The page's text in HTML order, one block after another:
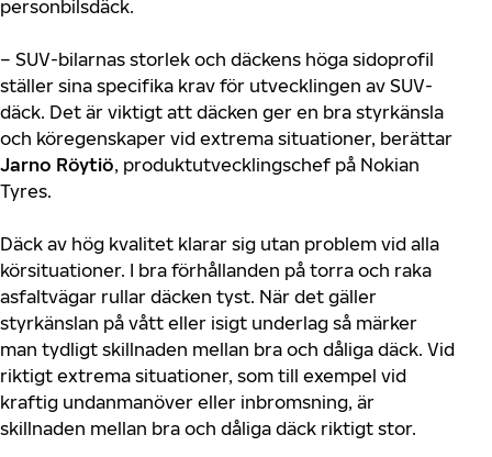
personbilsdäck.
– SUV-bilarnas storlek och däckens höga sidoprofil
ställer sina specifika krav för utvecklingen av SUV-
däck. Det är viktigt att däcken ger en bra styrkänsla
och köregenskaper vid extrema situationer, berättar
Jarno Röytiö, produktutvecklingschef på Nokian
Tyres.
Däck av hög kvalitet klarar sig utan problem vid alla
körsituationer. I bra förhållanden på torra och raka
asfaltvägar rullar däcken tyst. När det gäller
styrkänslan på vått eller isigt underlag så märker
man tydligt skillnaden mellan bra och dåliga däck. Vid
riktigt extrema situationer, som till exempel vid
kraftig undanmanöver eller inbromsning, är
skillnaden mellan bra och dåliga däck riktigt stor.